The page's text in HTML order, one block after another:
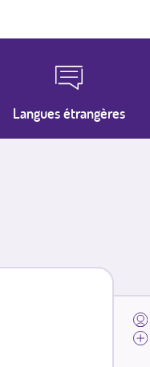
Langues étrangères